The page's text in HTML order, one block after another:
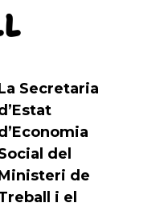
Secretaria
del
de
i el